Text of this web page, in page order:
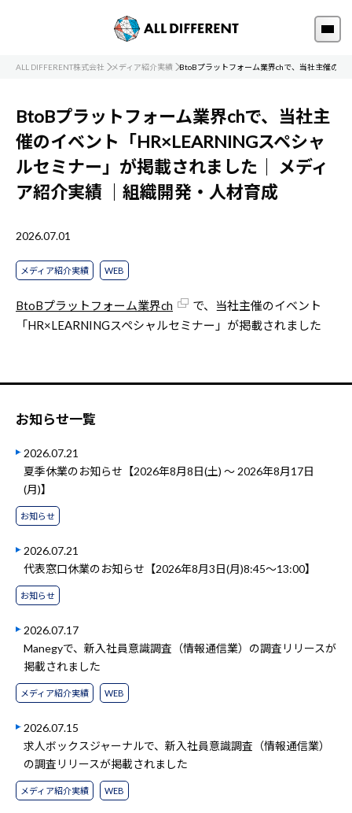
ALL DIFFERENT株式会社 メディア紹介実績 BtoBプラットフォーム業界chで、当社主催のイ
BtoBプラットフォーム業界chで、当社主
催のイベント「HR×LEARNINGスペシャ
ルセミナー」が掲載されました｜ メディ
ア紹介実績
｜組織開発・人材育成
2026.07.01
メディア紹介実績 WEB
BtoBプラットフォーム業界ch
で、当社主催のイベント
「HR×LEARNINGスペシャルセミナー」が掲載されました
お知らせ一覧
2026.07.21
夏季休業のお知らせ【2026年8月8日(土) ～ 2026年8月17日
(月)】
お知らせ
2026.07.21
代表窓口休業のお知らせ【2026年8月3日(月)8:45～13:00】
お知らせ
2026.07.17
Manegyで、新入社員意識調査（情報通信業）の調査リリースが
掲載されました
メディア紹介実績 WEB
2026.07.15
求人ボックスジャーナルで、新入社員意識調査（情報通信業）
の調査リリースが掲載されました
メディア紹介実績 WEB